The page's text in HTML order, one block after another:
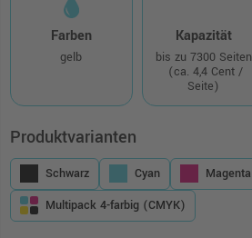
Farben
gelb
Kapazität
bis zu 7300 Seiten
(ca. 4,4 Cent /
Seite)
Produktvarianten
Schwarz Cyan Magenta
Multipack 4-farbig (CMYK)